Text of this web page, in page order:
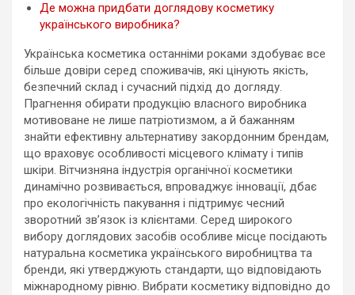
Де можна придбати доглядову косметику
українського виробника?
Українська косметика останніми роками здобуває все
більше довіри серед споживачів, які цінують якість,
безпечний склад і сучасний підхід до догляду.
Прагнення обирати продукцію власного виробника
мотивоване не лише патріотизмом, а й бажанням
знайти ефективну альтернативу закордонним брендам,
що враховує особливості місцевого клімату і типів
шкіри. Вітчизняна індустрія органічної косметики
динамічно розвивається, впроваджує інновації, дбає
про екологічність пакування і підтримує чесний
зворотний зв’язок із клієнтами. Серед широкого
вибору доглядових засобів особливе місце посідають
натуральна косметика українського виробництва та
бренди, які утверджують стандарти, що відповідають
міжнародному рівню. Вибрати косметику відповідно до